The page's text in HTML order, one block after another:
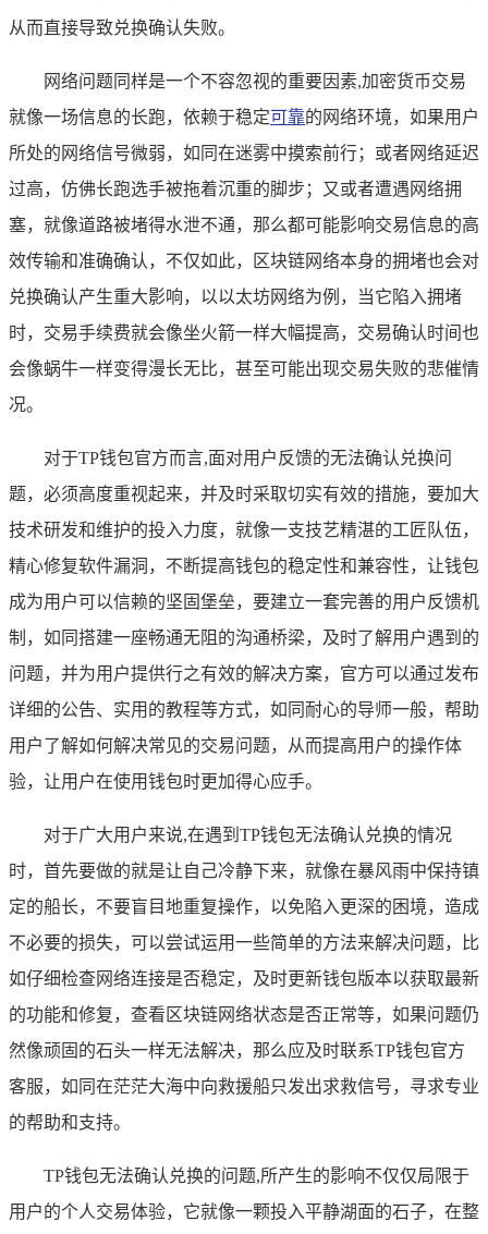
从而直接导致兑换确认失败。
网络问题同样是一个不容忽视的重要因素,加密货币交易
就像一场信息的长跑，依赖于稳定可靠的网络环境，如果用户
所处的网络信号微弱，如同在迷雾中摸索前行；或者网络延迟
过高，仿佛长跑选手被拖着沉重的脚步；又或者遭遇网络拥
塞，就像道路被堵得水泄不通，那么都可能影响交易信息的高
效传输和准确确认，不仅如此，区块链网络本身的拥堵也会对
兑换确认产生重大影响，以以太坊网络为例，当它陷入拥堵
时，交易手续费就会像坐火箭一样大幅提高，交易确认时间也
会像蜗牛一样变得漫长无比，甚至可能出现交易失败的悲催情
况。
对于TP钱包官方而言,面对用户反馈的无法确认兑换问
题，必须高度重视起来，并及时采取切实有效的措施，要加大
技术研发和维护的投入力度，就像一支技艺精湛的工匠队伍，
精心修复软件漏洞，不断提高钱包的稳定性和兼容性，让钱包
成为用户可以信赖的坚固堡垒，要建立一套完善的用户反馈机
制，如同搭建一座畅通无阻的沟通桥梁，及时了解用户遇到的
问题，并为用户提供行之有效的解决方案，官方可以通过发布
详细的公告、实用的教程等方式，如同耐心的导师一般，帮助
用户了解如何解决常见的交易问题，从而提高用户的操作体
验，让用户在使用钱包时更加得心应手。
对于广大用户来说,在遇到TP钱包无法确认兑换的情况
时，首先要做的就是让自己冷静下来，就像在暴风雨中保持镇
定的船长，不要盲目地重复操作，以免陷入更深的困境，造成
不必要的损失，可以尝试运用一些简单的方法来解决问题，比
如仔细检查网络连接是否稳定，及时更新钱包版本以获取最新
的功能和修复，查看区块链网络状态是否正常等，如果问题仍
然像顽固的石头一样无法解决，那么应及时联系TP钱包官方
客服，如同在茫茫大海中向救援船只发出求救信号，寻求专业
的帮助和支持。
TP钱包无法确认兑换的问题,所产生的影响不仅仅局限于
用户的个人交易体验，它就像一颗投入平静湖面的石子，在整